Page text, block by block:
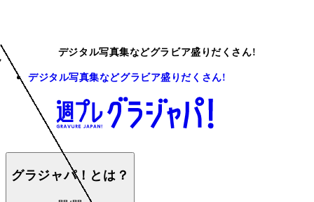
デジタル写真集などグラビア盛りだくさん!
デジタル写真集などグラビア盛りだくさん!
グラジャパ！とは？